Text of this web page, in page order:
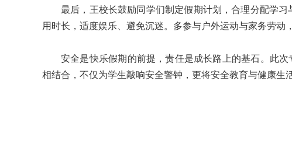
最后，王校长鼓励同学们制定假期计划，合理分配学
用时长，适度娱乐、避免沉迷。多参与户外运动与家务劳动
安全是快乐假期的前提，责任是成长路上的基石。此
相结合，不仅为学生敲响安全警钟，更将安全教育与健康生